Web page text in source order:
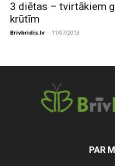
3 diētas – tvirtākiem
krūtīm
Brivbridis.lv - 11/07/2013
PAR